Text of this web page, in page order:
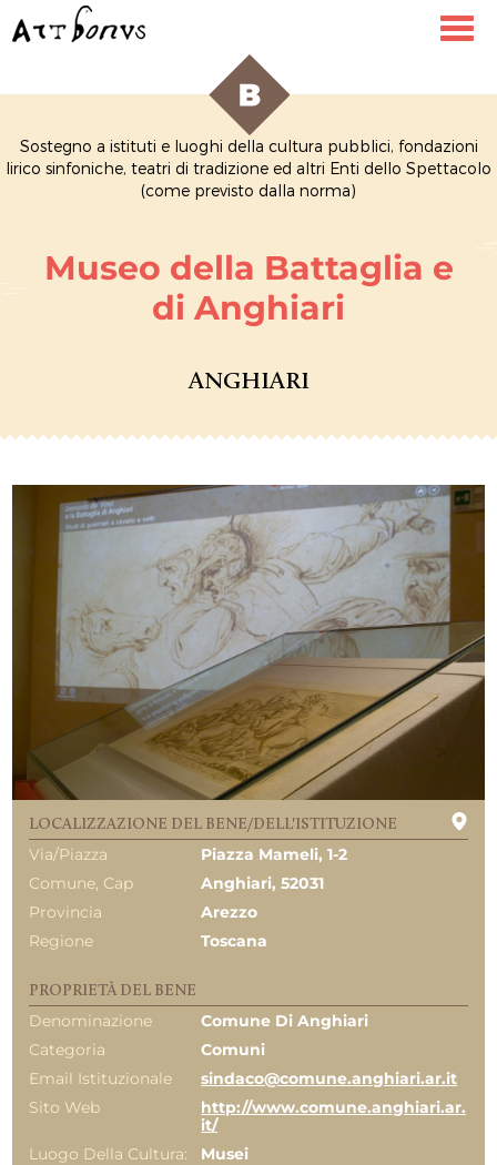
Sostegno a istituti e luoghi della cultura pubblici, fondazioni
lirico sinfoniche, teatri di tradizione ed altri Enti dello Spettacolo
(come previsto dalla norma)
Museo della Battaglia e
di Anghiari
ANGHIARI
LOCALIZZAZIONE DEL BENE/DELL'ISTITUZIONE
Via/Piazza
Piazza Mameli, 1-2
Comune, Cap
Anghiari, 52031
Provincia
Arezzo
Regione
Toscana
PROPRIETÀ DEL BENE
Denominazione
Comune Di Anghiari
Categoria
Comuni
Email Istituzionale
sindaco@comune.anghiari.ar.it
Sito Web
http://www.comune.anghiari.ar.
it/
Luogo Della Cultura:
Musei